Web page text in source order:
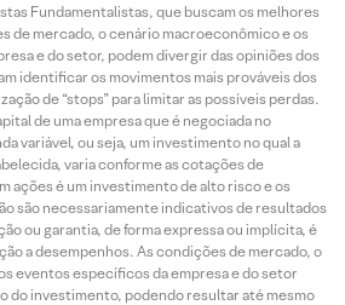
Fundamentalistas, que buscam os melhores
de mercado, o cenário macroeconômico e os
e do setor, podem divergir das opiniões dos
identificar os movimentos mais prováveis dos
de “stops” para limitar as possíveis perdas.
de uma empresa que é negociada no
variável, ou seja, um investimento no qual a
varia conforme as cotações de
ações é um investimento de alto risco e os
são necessariamente indicativos de resultados
ou garantia, de forma expressa ou implícita, é
a desempenhos. As condições de mercado, o
eventos específicos da empresa e do setor
do investimento, podendo resultar até mesmo